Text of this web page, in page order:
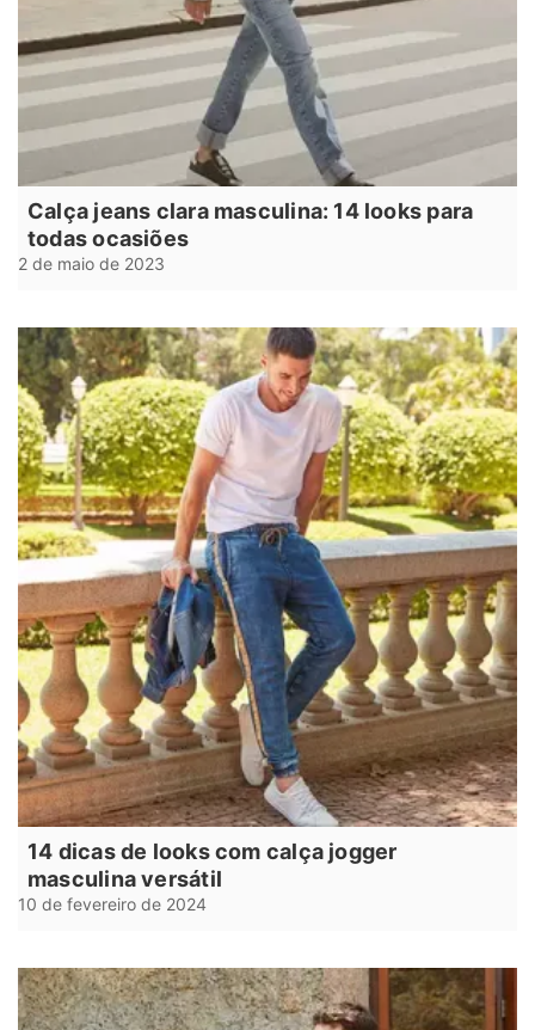
Calça jeans clara masculina: 14 looks para
todas ocasiões
2 de maio de 2023
14 dicas de looks com calça jogger
masculina versátil
10 de fevereiro de 2024